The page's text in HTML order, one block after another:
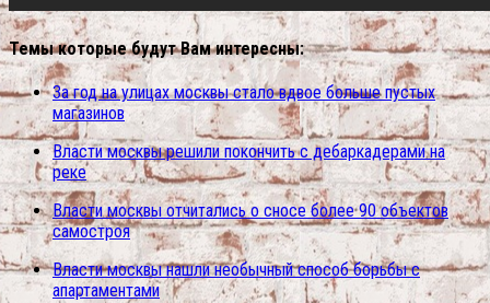
Темы которые будут Вам интересны:
За год на улицах москвы стало вдвое больше пустых
магазинов
Власти москвы решили покончить с дебаркадерами на
реке
Власти москвы отчитались о сносе более 90 объектов
самостроя
Власти москвы нашли необычный способ борьбы с
апартаментами